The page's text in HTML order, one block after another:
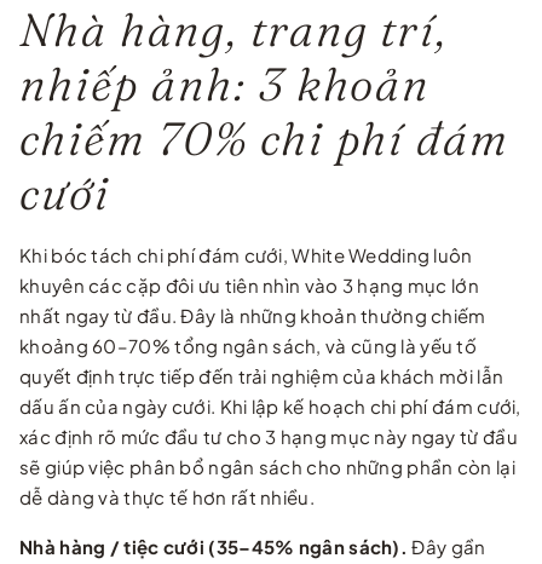
Nhà hàng, trang trí,
nhiếp ảnh: 3 khoản
chiếm 70% chi phí đám
cưới
Khi bóc tách chi phí đám cưới, White Wedding luôn
khuyên các cặp đôi ưu tiên nhìn vào 3 hạng mục lớn
nhất ngay từ đầu. Đây là những khoản thường chiếm
khoảng 60–70% tổng ngân sách, và cũng là yếu tố
quyết định trực tiếp đến trải nghiệm của khách mời lẫn
dấu ấn của ngày cưới. Khi lập kế hoạch chi phí đám cưới,
xác định rõ mức đầu tư cho 3 hạng mục này ngay từ đầu
sẽ giúp việc phân bổ ngân sách cho những phần còn lại
dễ dàng và thực tế hơn rất nhiều.
Nhà hàng / tiệc cưới (35–45% ngân sách). Đây gần